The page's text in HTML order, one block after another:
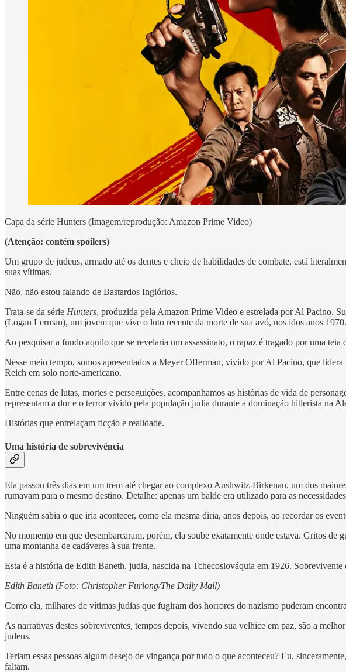
Capa da série Hunters (Imagem/reprodução: Amazon Prime Video)
(Atenção: contém spoilers)
Um grupo de judeus, armado até os dentes e cheio de habilidades de combate, está
suas vítimas.
Não, não estou falando de Bastardos Inglórios.
Trata-se da série Hunters, produzida pela Amazon Prime Video e estrelada por Al Pacino.
(Logan Lerman), um jovem que vive o luto recente da morte de sua avó, nos idos anos 1970.
Ao pesquisar a fundo aquilo que se revelaria um assassinato, o rapaz é tragado por uma
Nesse meio tempo, somos apresentados a Meyer Offerman, vivido por Al Pacino, que
Reich em solo norte-americano.
Entre cenas de lutas, mortes e perseguições, acompanhamos as histórias de vida de
representam a dor e o terror vivido pela população judia durante a dominação hitlerista na
Histórias que entrelaçam ficção e realidade.
Uma história de sobrevivência
Ela passou três dias em um trem até chegar ao complexo Aushwitz-Birkenau, um dos
rumavam para o mesmo destino. Detalhe: apenas um balde era utilizado para as
Ninguém sabia o que iria acontecer, como ela mesma diria, anos depois, ao recordar os
No momento em que desembarcaram, porém, ela soube exatamente onde estava. Gritos
uma montanha de cadáveres à sua frente.
Esta é a história de Edith Baneth, judia, nascida na Tchecoslováquia em 1926.
Edith Baneth (Foto: Christopher Furlong/The Daily Mail)
Como ela, milhares de vítimas judias que fugiram dos horrores do nazismo puderam
As narrativas destes sobreviventes, tempos depois, vivendo sua velhice em paz, são a
judeus.
Teriam essas pessoas algum desejo de vingança por tudo o que aconteceu? Eu,
faltam.